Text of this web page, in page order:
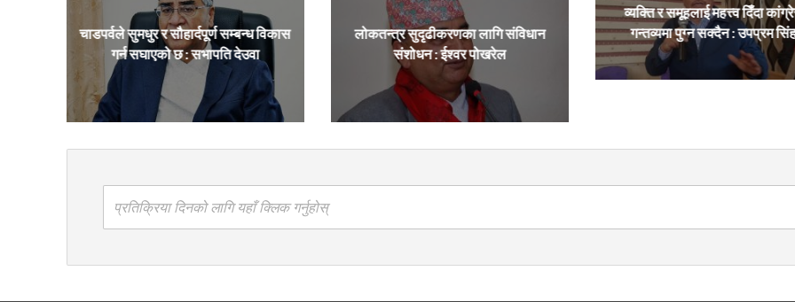
चाडपर्वले सुमधुर र सौहार्दपूर्ण सम्बन्ध विकास
गर्न सघाएको छ : सभापति देउवा
लोकतन्त्र सुदृढीकरणका लागि संविधान
संशोधन : ईश्वर पोखरेल
व्यक्ति र समूहलाई महत्त्व दिँदा
गन्तव्यमा पुग्न सक्दैन : उपप्रम
प्रतिक्रिया दिनको लागि यहाँ क्लिक गर्नुहोस्